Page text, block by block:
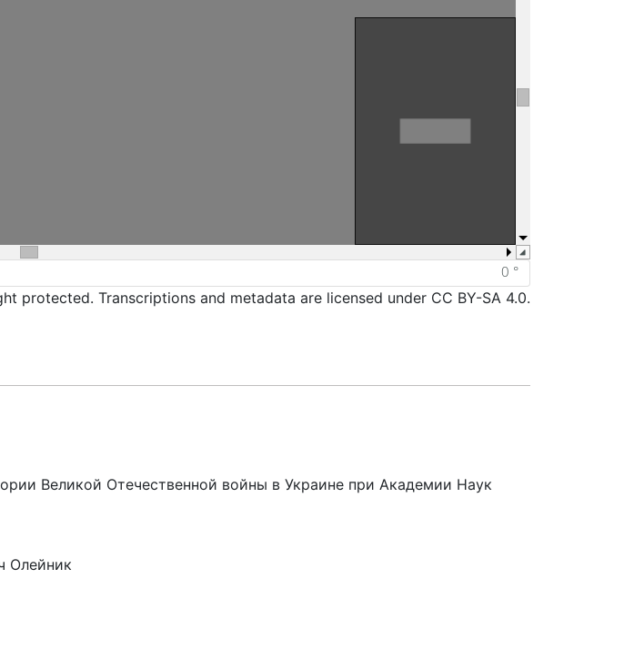
protected. Transcriptions and metadata are licensed under CC BY-SA 4.0.
Великой Отечественной войны в Украине при Академии Наук
Олейник